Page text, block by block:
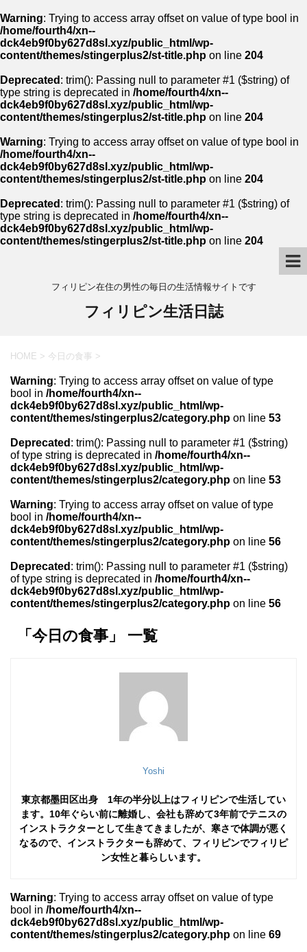
Warning: Trying to access array offset on value of type bool in
/home/fourth4/xn--
dck4eb9f0by627d8sl.xyz/public_html/wp-
content/themes/stingerplus2/st-title.php on line 204
Deprecated : trim(): Passing null to parameter #1 ($string) of
type string is deprecated in /home/fourth4/xn--
dck4eb9f0by627d8sl.xyz/public_html/wp-
content/themes/stingerplus2/st-title.php on line 204
Warning: Trying to access array offset on value of type bool in
/home/fourth4/xn--
dck4eb9f0by627d8sl.xyz/public_html/wp-
content/themes/stingerplus2/st-title.php on line 204
Deprecated : trim(): Passing null to parameter #1 ($string) of
type string is deprecated in /home/fourth4/xn--
dck4eb9f0by627d8sl.xyz/public_html/wp-
content/themes/stingerplus2/st-title.php on line 204
フィリピン在住の男性の毎日の生活情報サイトです
フィリピン生活日誌
HOME > 今日の食事 >
Warning: Trying to access array offset on value of type
bool in /home/fourth4/xn--
dck4eb9f0by627d8sl.xyz/public_html/wp-
content/themes/stingerplus2/category.php on line 53
Deprecated : trim(): Passing null to parameter #1 ($string)
of type string is deprecated in /home/fourth4/xn--
dck4eb9f0by627d8sl.xyz/public_html/wp-
content/themes/stingerplus2/category.php on line 53
Warning: Trying to access array offset on value of type
bool in /home/fourth4/xn--
dck4eb9f0by627d8sl.xyz/public_html/wp-
content/themes/stingerplus2/category.php on line 56
Deprecated : trim(): Passing null to parameter #1 ($string)
of type string is deprecated in /home/fourth4/xn--
dck4eb9f0by627d8sl.xyz/public_html/wp-
content/themes/stingerplus2/category.php on line 56
「今日の食事」 一覧
Yoshi
東京都墨田区出身 1年の半分以上はフィリピンで生活してい
ます。 10年ぐらい前に離婚し、会社も辞めて3年前でテニスの
インストラクターとして生きてきましたが、寒さで体調が悪く
なるので、インストラクターも辞めて、フィリピンでフィリピ
ン女性と暮らしいます。
Warning: Trying to access array offset on value of type
bool in /home/fourth4/xn--
dck4eb9f0by627d8sl.xyz/public_html/wp-
content/themes/stingerplus2/category.php on line 69